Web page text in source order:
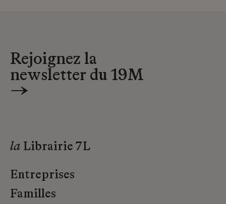
Rejoignez la
newsletter du 19M
→
la Librairie 7L
Entreprises
Familles